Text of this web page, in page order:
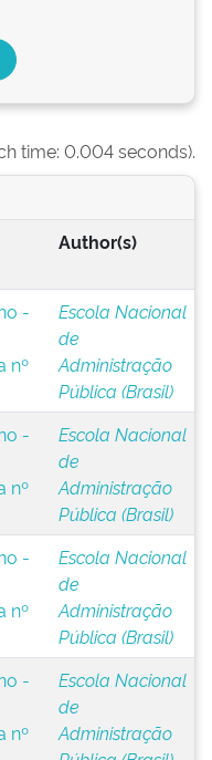
time: 0.004 seconds).
Author(s)
-
nº
Escola Nacional
de
Administração
Pública (Brasil)
-
nº
Escola Nacional
de
Administração
Pública (Brasil)
-
nº
Escola Nacional
de
Administração
Pública (Brasil)
-
nº
Escola Nacional
de
Administração